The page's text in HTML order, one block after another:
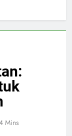
Mins